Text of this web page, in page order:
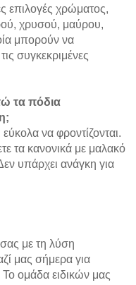
επιλογές χρώματος,
χρυσού, μαύρου,
μπορούν να
συγκεκριμένες
τα πόδια
να φροντίζονται.
τα κανονικά με μαλακό
υπάρχει ανάγκη για
με τη λύση
μας σήμερα για
ομάδα ειδικών μας